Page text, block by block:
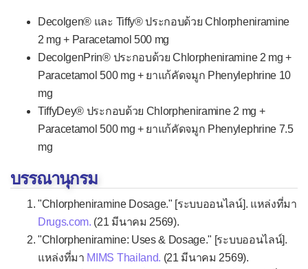
Dextromethorphan
▫ยาขยายหลอดลม
Aminophylline
Doxofylline (Puroxan®)
Procaterol (Meptin®)
Salbutamol (Ventolin®)
Theophylline
▫ยาแก้วิงเวียน
Decolgen® และ Tiffy® ประกอบด้วย Chlorpheniramine
2 mg + Paracetamol 500 mg
DecolgenPrin® ประกอบด้วย Chlorpheniramine 2 mg +
Paracetamol 500 mg + ยาแก้คัดจมูก Phenylephrine 10
mg
TiffyDey® ประกอบด้วย Chlorpheniramine 2 mg +
Paracetamol 500 mg + ยาแก้คัดจมูก Phenylephrine 7.5
mg
บรรณานุกรม
"Chlorpheniramine Dosage." [ระบบออนไลน์]. แหล่งที่มา
Drugs.com. (21 มีนาคม 2569).
"Chlorpheniramine: Uses & Dosage." [ระบบออนไลน์].
แหล่งที่มา MIMS Thailand. (21 มีนาคม 2569).